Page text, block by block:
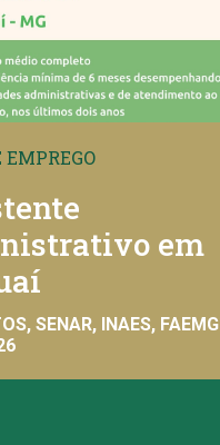
EMPREGO
em
SENAR, INAES, FAEMG